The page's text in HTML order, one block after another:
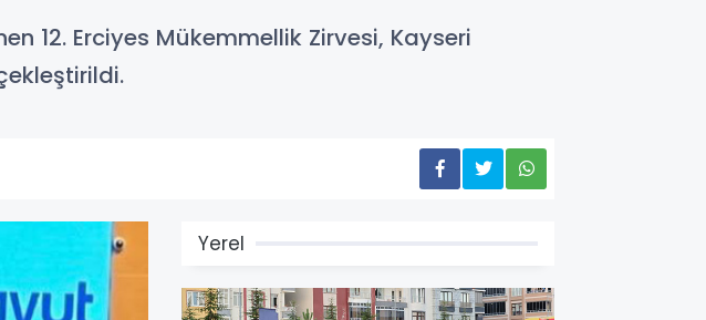
12. Erciyes Mükemmellik Zirvesi, Kayseri
Yerel